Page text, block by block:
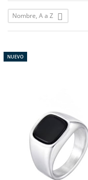
Nombre, A a Z 
NUEVO